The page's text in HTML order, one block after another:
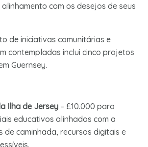
com os desejos de seus
de iniciativas comunitárias e
contempladas inclui cinco projetos
Guernsey.
Ilha de Jersey – £10.000 para
educativos alinhados com a
de caminhada, recursos digitais e